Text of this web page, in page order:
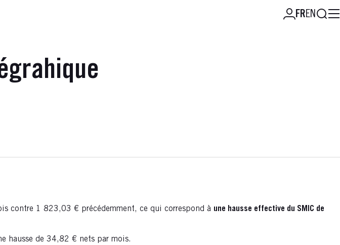
FREN
contre 1 823,03 € précédemment, ce qui correspond à une hausse effective du SMIC de
hausse de 34,82 € nets par mois.